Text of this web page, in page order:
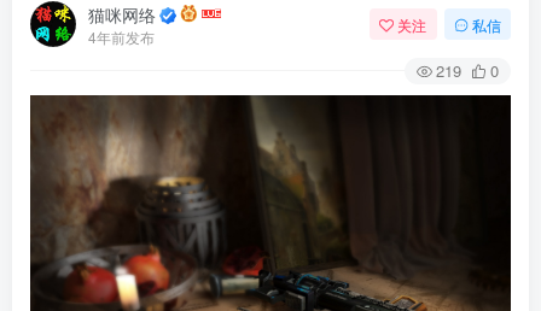
猫咪网络
4年前发布
关注 私信
219 0